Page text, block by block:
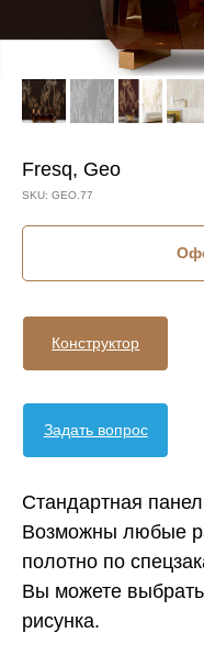
Fresq, Geo
SKU: GEO.77
Конструктор
Задать вопрос
Стандартная
Возможны любые
полотно по
Вы можете
рисунка.